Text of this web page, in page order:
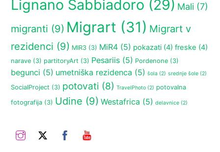
Lignano Sabbiadoro (29) Mali (7)
migranti (9) Migrart (31) Migrart v
rezidenci (9) MIR3 (3) MiR4 (5) pokazati (4) freske (4)
narave (3) partitoryArt (3) Pesariis (5) Pordenone (3)
begunci (5) umetniška rezidenca (5) šola (2) srednje šole (2)
SocialProject (3) potovati (8) TravelPhoto (2) potovalna
fotografija (3) Udine (9) Westafrica (5) delavnice (2)